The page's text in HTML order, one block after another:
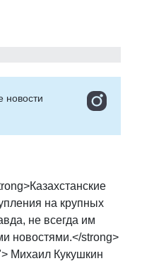
новости
на крупных
не всегда им
новостями.</strong>
Михаил Кукушкин